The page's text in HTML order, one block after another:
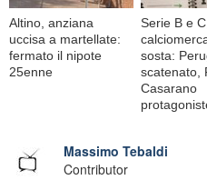
Altino, anziana
uccisa a martellate:
fermato il nipote
25enne
Serie B e C,
sosta:
scatenato,
Casarano
Massimo Tebaldi
Contributor